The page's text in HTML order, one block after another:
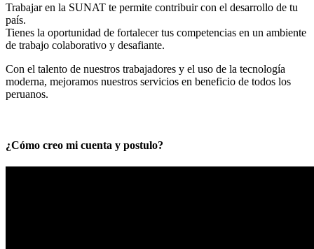
Trabajar en la SUNAT te permite contribuir con el desarrollo de tu
país.
Tienes la oportunidad de fortalecer tus competencias en un ambiente
de trabajo colaborativo y desafiante.
Con el talento de nuestros trabajadores y el uso de la tecnología
moderna, mejoramos nuestros servicios en beneficio de todos los
peruanos.
¿Cómo creo mi cuenta y postulo?